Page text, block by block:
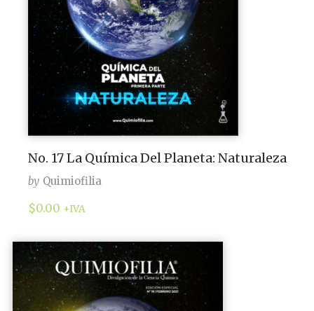
No. 17 La Química Del Planeta: Naturaleza
by Quimiofilia
$0.00 +IVA